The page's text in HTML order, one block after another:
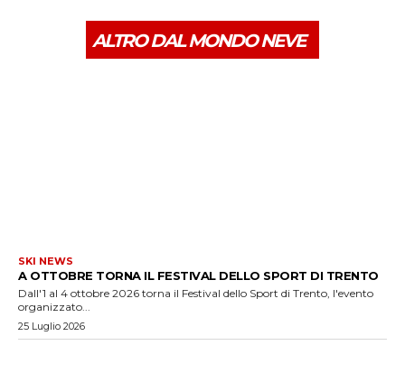
ALTRO DAL MONDO NEVE
SKI NEWS
A OTTOBRE TORNA IL FESTIVAL DELLO SPORT DI TRENTO
Dall'1 al 4 ottobre 2026 torna il Festival dello Sport di Trento, l'evento
organizzato...
25 Luglio 2026